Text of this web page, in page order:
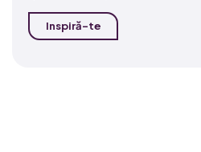
Inspiră-te